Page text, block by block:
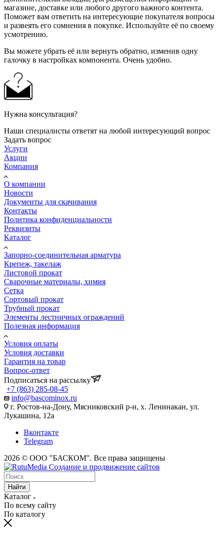
магазине, доставке или любого другого важного контента.
Поможет вам ответить на интересующие покупателя вопросы
и развеять его сомнения в покупке. Используйте её по своему
усмотрению.
Вы можете убрать её или вернуть обратно, изменив одну
галочку в настройках компонента. Очень удобно.
Нужна консультация?
Наши специалисты ответят на любой интересующий вопрос
Задать вопрос
Услуги
Акции
Компания
О компании
Новости
Документы для скачивания
Контакты
Политика конфиденциальности
Реквизиты
Каталог
Запорно-соединительная арматура
Крепеж, такелаж
Листовой прокат
Сварочные материалы, химия
Сетка
Сортовый прокат
Трубный прокат
Элементы лестничных ограждений
Полезная информация
Условия оплаты
Условия доставки
Гарантия на товар
Вопрос-ответ
Подписаться на рассылку
+7 (863) 285-08-45
info@bascominox.ru
г. Ростов-на-Дону, Мясниковский р-н, х. Ленинакан, ул.
Лукашина, 12а
Вконтакте
Telegram
2026 © ООО "БАСКОМ". Все права защищены
Найти
Каталог
По всему сайту
По каталогу